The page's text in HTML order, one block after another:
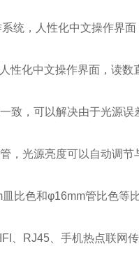
，人性化中文操作界面
化中文操作界面，读数
，可以解决由于光源误
光源亮度可以自动调节
色和φ16mm管比色等
RJ45、手机热点联网